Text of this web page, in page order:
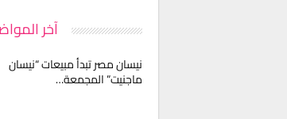
آخر
نيسان مصر تبدأ مبيعات “نيسان
ماجنيت” المجمعة…